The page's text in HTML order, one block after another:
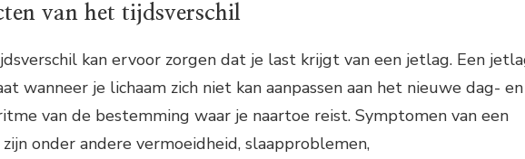
van het tijdsverschil
kan ervoor zorgen dat je last krijgt van een jetlag. Een
wanneer je lichaam zich niet kan aanpassen aan het nieuwe dag- en
van de bestemming waar je naartoe reist. Symptomen van een
onder andere vermoeidheid, slaapproblemen,